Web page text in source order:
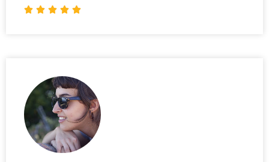
    